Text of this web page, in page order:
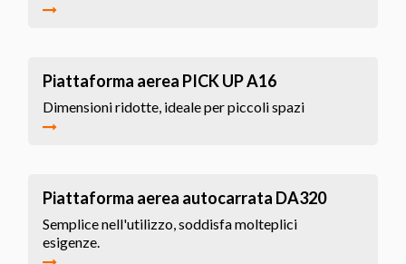
Piattaforma aerea PICK UP A16
Dimensioni ridotte, ideale per piccoli spazi
Piattaforma aerea autocarrata DA320
Semplice nell'utilizzo, soddisfa molteplici
esigenze.